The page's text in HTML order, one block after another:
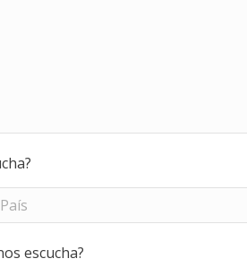
escucha?